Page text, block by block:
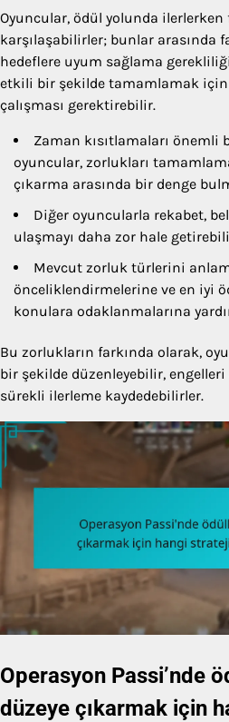
Oyuncular, ödül yolunda ilerlerken
karşılaşabilirler; bunlar arasında
hedeflere uyum sağlama
etkili bir şekilde tamamlamak için
çalışması gerektirebilir.
Zaman kısıtlamaları
oyuncular, zorlukları
çıkarma arasında bir denge
Diğer oyuncularla rekabet,
ulaşmayı daha zor hale
Mevcut zorluk türlerini
önceliklendirmelerine ve en iyi
konulara odaklanmalarına
Bu zorlukların farkında olarak,
bir şekilde düzenleyebilir,
sürekli ilerleme kaydedebilirler.
Operasyon Passi’nde
düzeye çıkarmak için